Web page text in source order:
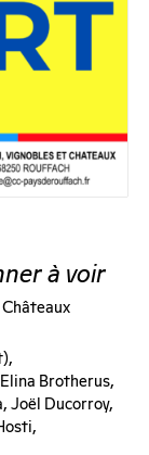
à voir
Brotherus,
Joël Ducorroy,